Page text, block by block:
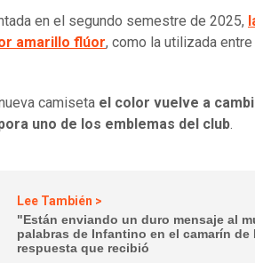
en el segundo semestre de 2025,
amarillo flúor, como la utilizada
camiseta el color vuelve a
uno de los emblemas del club.
Lee También >
"Están enviando un duro mensaje al
palabras de Infantino en el camarín de
respuesta que recibió